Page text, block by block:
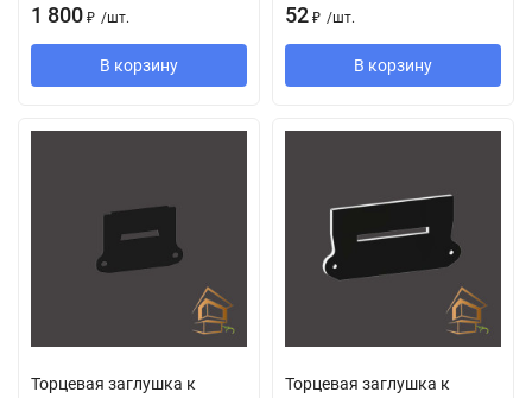
1 800 ₽ /шт.
В корзину
52 ₽ /шт.
В корзину
Торцевая заглушка к
Торцевая заглушка к